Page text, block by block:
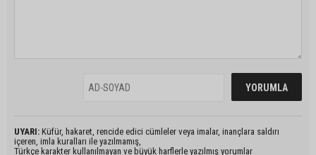
UYARI: Küfür, hakaret, rencide edici cümleler veya imalar, inançlara saldırı
içeren, imla kuralları ile yazılmamış,
Türkçe karakter kullanılmayan ve büyük harflerle yazılmış yorumlar